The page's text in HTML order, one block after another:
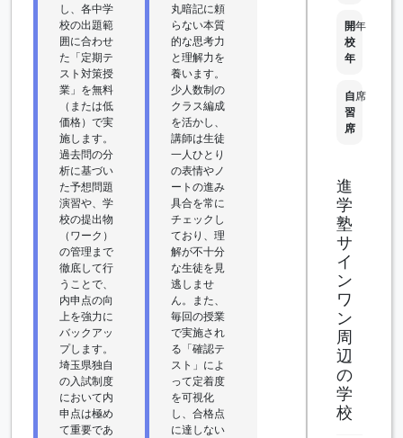
し、各中学
校の出題範
囲に合わせ
た「定期テ
スト対策授
業」を無料
（または低
価格）で実
施します。
過去問の分
析に基づい
た予想問題
演習や、学
校の提出物
（ワーク）
の管理まで
徹底して行
うことで、
内申点の向
上を強力に
バックアッ
プします。
埼玉県独自
の入試制度
において内
申点は極め
て重要であ
丸暗記に頼
らない本質
的な思考力
と理解力を
養います。
少人数制の
クラス編成
を活かし、
講師は生徒
一人ひとり
の表情やノ
ートの進み
具合を常に
チェックし
ており、理
解が不十分
な生徒を見
逃しませ
ん。また、
毎回の授業
で実施され
る「確認テ
スト」によ
って定着度
を可視化
し、合格点
に達しない
開
校
年
年
自
習
席
席
進
学
塾
サ
イ
ン
ワ
ン
周
辺
の
学
校